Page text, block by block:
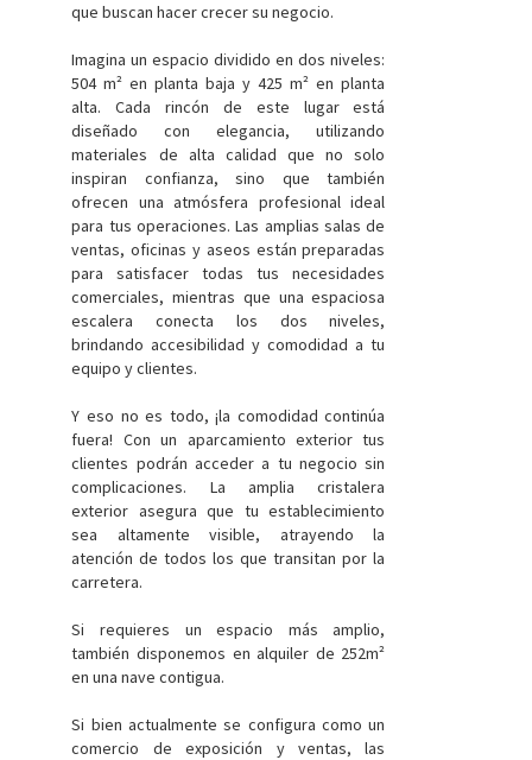
que buscan hacer crecer su negocio.
Imagina un espacio dividido en dos niveles:
504 m² en planta baja y 425 m² en planta
alta. Cada rincón de este lugar está
diseñado con elegancia, utilizando
materiales de alta calidad que no solo
inspiran confianza, sino que también
ofrecen una atmósfera profesional ideal
para tus operaciones. Las amplias salas de
ventas, oficinas y aseos están preparadas
para satisfacer todas tus necesidades
comerciales, mientras que una espaciosa
escalera conecta los dos niveles,
brindando accesibilidad y comodidad a tu
equipo y clientes.
Y eso no es todo, ¡la comodidad continúa
fuera! Con un aparcamiento exterior tus
clientes podrán acceder a tu negocio sin
complicaciones. La amplia cristalera
exterior asegura que tu establecimiento
sea altamente visible, atrayendo la
atención de todos los que transitan por la
carretera.
Si requieres un espacio más amplio,
también disponemos en alquiler de 252m²
en una nave contigua.
Si bien actualmente se configura como un
comercio de exposición y ventas, las